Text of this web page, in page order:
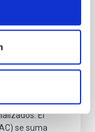
al
con el
a los
Teide y
El
se suma